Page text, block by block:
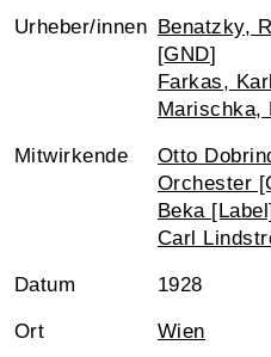
Urheber/innen Benatzky,
[GND]
Farkas,
Marischka,
Mitwirkende
Otto
Orchester
Beka
Carl
Datum 1928
Ort Wien